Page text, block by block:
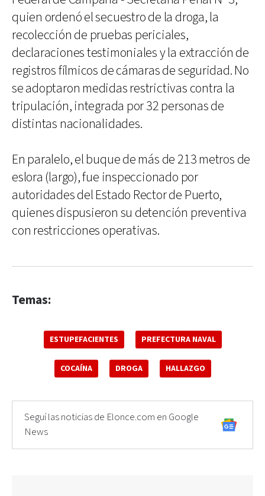
quien ordenó el secuestro de la droga, la
recolección de pruebas periciales,
declaraciones testimoniales y la extracción de
registros fílmicos de cámaras de seguridad. No
se adoptaron medidas restrictivas contra la
tripulación, integrada por 32 personas de
distintas nacionalidades.
En paralelo, el buque de más de 213 metros de
eslora (largo), fue inspeccionado por
autoridades del Estado Rector de Puerto,
quienes dispusieron su detención preventiva
con restricciones operativas.
Temas:
ESTUPEFACIENTES PREFECTURA NAVAL
COCAÍNA DROGA HALLAZGO
Seguí las noticias de Elonce.com en Google
News